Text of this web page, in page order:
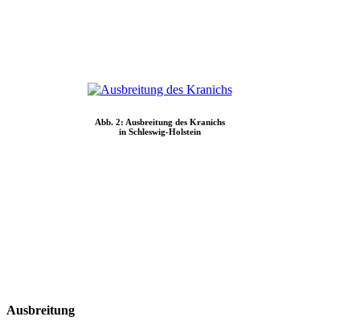
Abb. 2: Ausbreitung des Kranichs
in Schleswig-Holstein
Ausbreitung